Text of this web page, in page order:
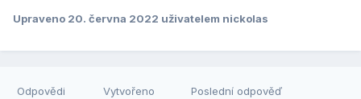
Upraveno 20. června 2022 uživatelem nickolas
Odpovědi Vytvořeno Poslední odpověď